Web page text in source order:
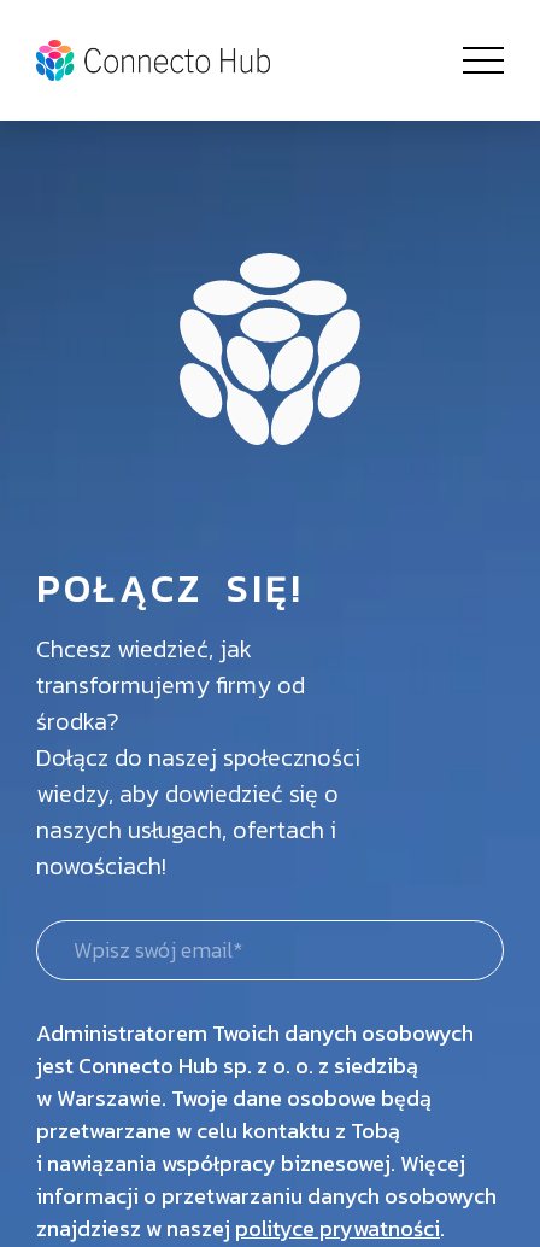
POŁĄCZ SIĘ!
Chcesz wiedzieć, jak
transformujemy firmy od
środka?
Dołącz do naszej społeczności
wiedzy, aby dowiedzieć się o
naszych usługach, ofertach i
nowościach!
Administratorem Twoich danych osobowych
jest Connecto Hub sp. z o. o. z siedzibą
w Warszawie. Twoje dane osobowe będą
przetwarzane w celu kontaktu z Tobą
i nawiązania współpracy biznesowej. Więcej
informacji o przetwarzaniu danych osobowych
znajdziesz w naszej polityce prywatności.